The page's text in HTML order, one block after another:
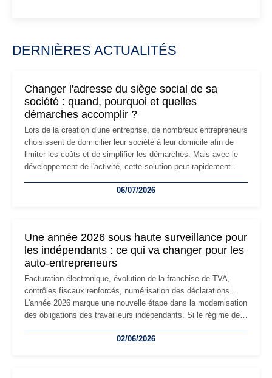
DERNIÈRES ACTUALITÉS
Changer l'adresse du siège social de sa
société : quand, pourquoi et quelles
démarches accomplir ?
Lors de la création d'une entreprise, de nombreux entrepreneurs
choisissent de domicilier leur société à leur domicile afin de
limiter les coûts et de simplifier les démarches. Mais avec le
développement de l'activité, cette solution peut rapidement
professionnels, recrutement, image de marque… Le
06/07/2026
Une année 2026 sous haute surveillance pour
les indépendants : ce qui va changer pour les
auto-entrepreneurs
Facturation électronique, évolution de la franchise de TVA,
contrôles fiscaux renforcés, numérisation des déclarations…
L'année 2026 marque une nouvelle étape dans la modernisation
des obligations des travailleurs indépendants. Si le régime de
les auto-entrepreneurs devront s'adapter à un environnement
02/06/2026